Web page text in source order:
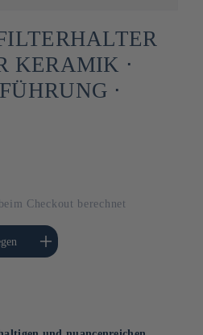
⋅ G
⋅ HA
Checkout berechnet
die Menge für Default
Title